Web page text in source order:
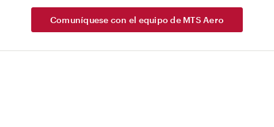
Comuníquese con el equipo de MTS Aero